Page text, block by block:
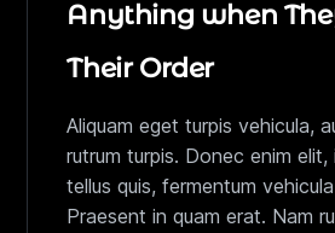
Anything when
Their Order
Aliquam eget turpis vehicula,
rutrum turpis. Donec enim elit,
tellus quis, fermentum
Praesent in quam erat. Nam